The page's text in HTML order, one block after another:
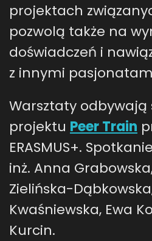
projektach
pozwolą także na
doświadczeń i
z innymi
Warsztaty
projektu Peer Train
ERASMUS+.
inż. Anna
Zielińska-
Kwaśniewska, Ewa
Kurcin.